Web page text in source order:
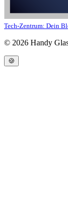
Tech-Zentrum: Dein
© 2026 Handy
🍪